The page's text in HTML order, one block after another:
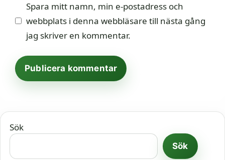
Spara mitt namn, min e-postadress och
webbplats i denna webbläsare till nästa gång
jag skriver en kommentar.
Sök
Sök